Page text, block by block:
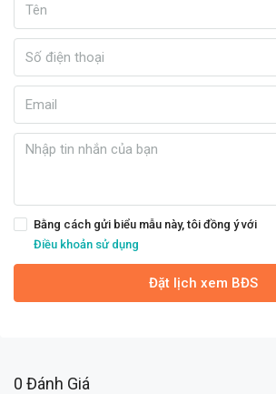
Bằng cách gửi biểu mẫu này, tôi đồng ý với
Điều khoản sử dụng
Đặt lịch xem BĐS
0 Đánh Giá